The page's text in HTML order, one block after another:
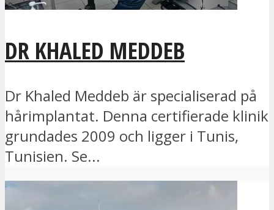
DR KHALED MEDDEB
Dr Khaled Meddeb är specialiserad på
hårimplantat. Denna certifierade klinik
grundades 2009 och ligger i Tunis,
Tunisien. Se...